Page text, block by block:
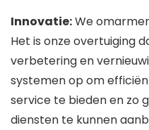
Innovatie:We
Het is onze overtuiging
verbetering en
systemen op om
service te bieden en zo
diensten te kunnen